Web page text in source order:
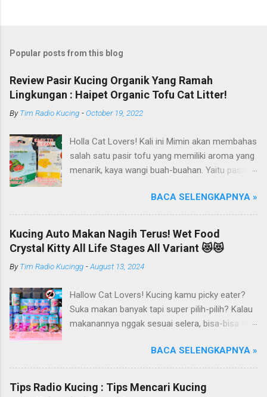
Popular posts from this blog
Review Pasir Kucing Organik Yang Ramah
Lingkungan : Haipet Organic Tofu Cat Litter!
ByTim Radio Kucing -October 19, 2022
Holla Cat Lovers! Kali ini Mimin akan membahas
salah satu pasir tofu yang memiliki aroma yang
menarik, kaya wangi buah-buahan. Yaitu pasir
Haipet merupakan salah satu merk produk
kucing yang diproduksi oleh PT. Arthacat Tirta
Surya, Indonesia. Perusahaan ini bergerak di
bidang produk perlengkapan kucing, seperti Cat
Tree Furniture, Cat Accessories, Cat Food, Cat
Litter, Cat Sandbox/Cat Litter, dan lain-lain.
dahulu dari PT. Arthacat Tirta Surya ini, ada
Arthacat Cat Litter, Sandbox/Cat Litter, Cat
Tree, Snack, Pet Bowl, Stratcher, dan masih
ternyata ga cuman jadi merk pasir tofu dari PT
Arthacat Tirta Surya, tapi merk Haipet juga ada
produk sandbox atau litter box-nya juga.
BACA SELENGKAPNYA »
Kucing Auto Makan Nagih Terus! Wet Food
Crystal Kitty All Life Stages All Variant 😻😻
ByTim Radio Kucingg -August 13, 2024
Hallow Cat Lovers! Kucing kamu picky eater?
Suka makan banyak tapi super pilih-pilih? Kalau
makanannya nggak sesuai selera, bisa-bisa dia
makanannya. Pokoknya si Kucing bakal selektif
banget deh kalau soal makanan deh! Duh, agak
repot ya.. Nah, kucing kamu pernah kayak gitu
BACA SELENGKAPNYA »
Tips Radio Kucing : Tips Mencari Kucing